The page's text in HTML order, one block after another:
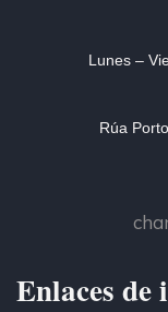
Lunes –
Rúa
Enlaces de